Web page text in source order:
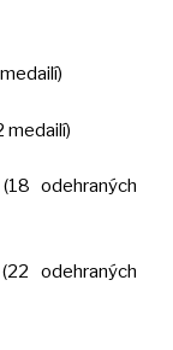
medailí)
odehraných
odehraných